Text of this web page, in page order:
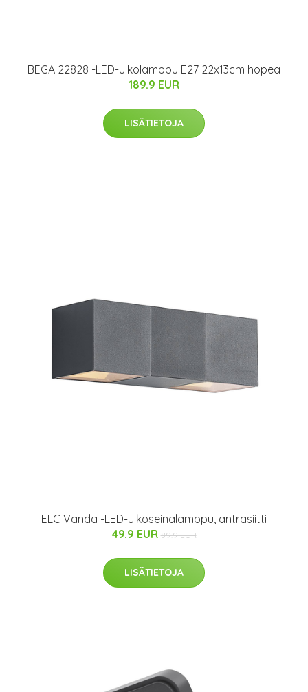
BEGA 22828 -LED-ulkolamppu E27 22x13cm hopea
189.9 EUR
LISÄTIETOJA
ELC Vanda -LED-ulkoseinälamppu, antrasiitti
49.9 EUR 89.9 EUR
LISÄTIETOJA